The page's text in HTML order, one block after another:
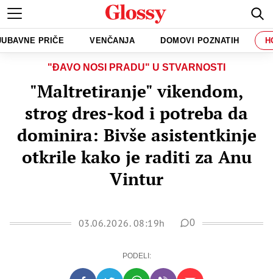
PRIČE VENČANJA DOMOVI POZNATIH
"ĐAVO NOSI PRADU" U STVARNOSTI
"Maltretiranje" vikendom,
strog dres-kod i potreba da
dominira: Bivše asistentkinje
otkrile kako je raditi za Anu
Vintur
03.06.2026. 08:19h 0
PODELI: